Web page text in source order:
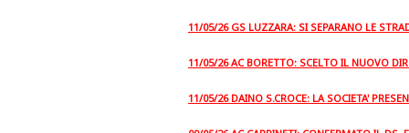
11/05/26 GS LUZZARA: SI SEPARANO LE
11/05/26 AC BORETTO: SCELTO IL NUOVO
11/05/26 DAINO S.CROCE: LA SOCIETA'